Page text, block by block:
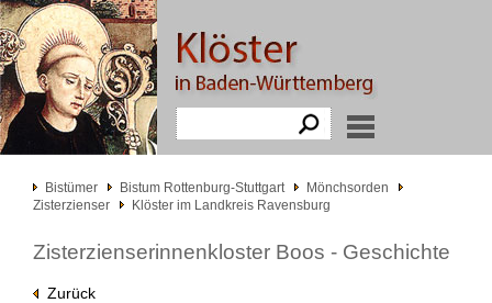
Bistümer Bistum Rottenburg-Stuttgart
Mönchsorden
Zisterzienser
Klöster im Landkreis Ravensburg
Zisterzienserinnenkloster Boos - Geschichte
Zurück